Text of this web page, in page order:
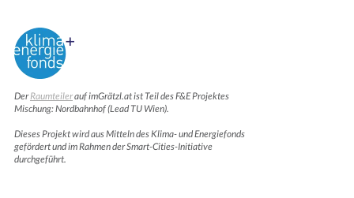
DerRaumteilerauf imGrätzl.at ist Teil des F&E Projektes
Mischung: Nordbahnhof (Lead TU Wien).
Dieses Projekt wird aus Mitteln des Klima- und Energiefonds
gefördert und im Rahmen der Smart-Cities-Initiative
durchgeführt.